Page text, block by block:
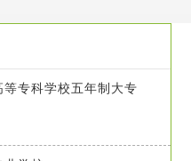
等专科学校五年制大专